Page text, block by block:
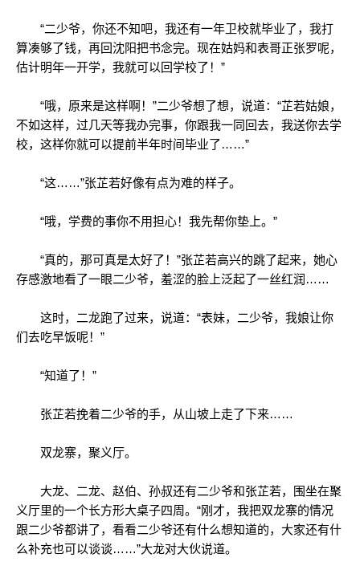
“二少爷，你还不知吧，我还有一年卫校就毕业了，我打
算凑够了钱，再回沈阳把书念完。现在姑妈和表哥正张罗呢，
估计明年一开学，我就可以回学校了！”
“哦，原来是这样啊！”二少爷想了想，说道：“芷若姑娘，
不如这样，过几天等我办完事，你跟我一同回去，我送你去学
校，这样你就可以提前半年时间毕业了……”
“这……”张芷若好像有点为难的样子。
“哦，学费的事你不用担心！我先帮你垫上。”
“真的，那可真是太好了！”张芷若高兴的跳了起来，她心
存感激地看了一眼二少爷，羞涩的脸上泛起了一丝红润……
这时，二龙跑了过来，说道：“表妹，二少爷，我娘让你
们去吃早饭呢！”
“知道了！”
张芷若挽着二少爷的手，从山坡上走了下来……
双龙寨，聚义厅。
大龙、二龙、赵伯、孙叔还有二少爷和张芷若，围坐在聚
义厅里的一个长方形大桌子四周。“刚才，我把双龙寨的情况
跟二少爷都讲了，看看二少爷还有什么想知道的，大家还有什
么补充也可以谈谈……”大龙对大伙说道。